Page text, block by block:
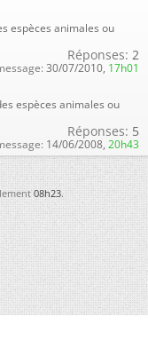
espèces animales ou
Réponses: 2
30/07/2010, 17h01
espèces animales ou
Réponses: 5
14/06/2008, 20h43
08h23.